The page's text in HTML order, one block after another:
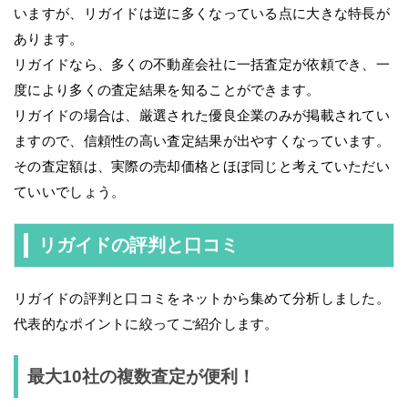
いますが、リガイドは逆に多くなっている点に大きな特長が
あります。
リガイドなら、多くの不動産会社に一括査定が依頼でき、一
度により多くの査定結果を知ることができます。
リガイドの場合は、厳選された優良企業のみが掲載されてい
ますので、信頼性の高い査定結果が出やすくなっています。
その査定額は、実際の売却価格とほぼ同じと考えていただい
ていいでしょう。
リガイドの評判と口コミ
リガイドの評判と口コミをネットから集めて分析しました。
代表的なポイントに絞ってご紹介します。
最大10社の複数査定が便利！